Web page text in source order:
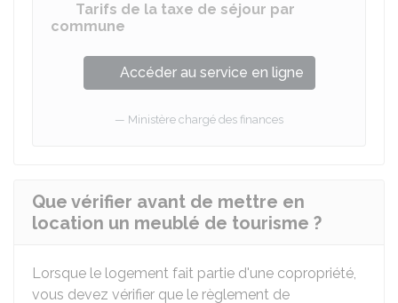
Tarifs de la taxe de séjour par
commune
Accéder au service en ligne
Ministère chargé des finances
Que vérifier avant de mettre en
location un meublé de tourisme ?
Lorsque le logement fait partie d'une copropriété,
vous devez vérifier que le règlement de